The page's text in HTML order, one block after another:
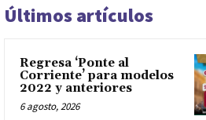
Últimos artículos
Regresa ‘Ponte al
Corriente’ para modelos
2022 y anteriores
6 agosto, 2026